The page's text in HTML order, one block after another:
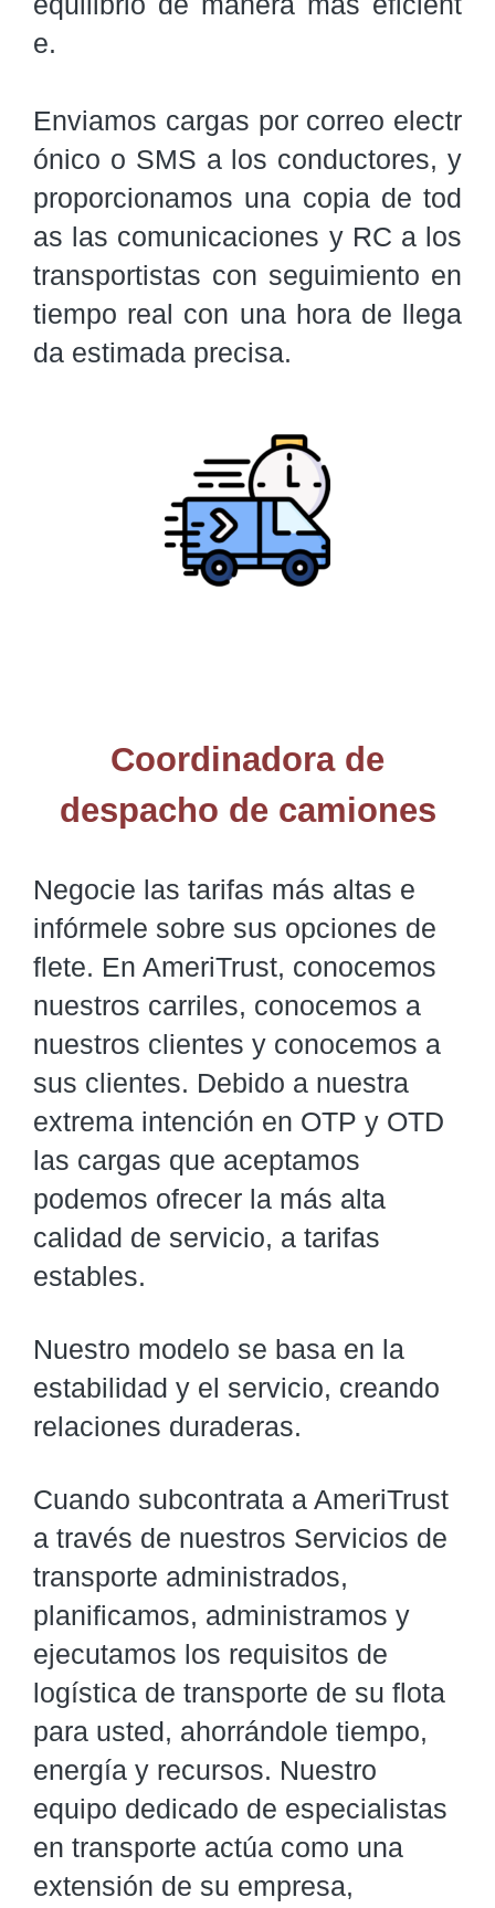
e.
Enviamos cargas por correo electr
ónico o SMS a los conductores, y
proporcionamos una copia de tod
as las comunicaciones y RC a los
transportistas con seguimiento en
tiempo real con una hora de llega
da estimada precisa.
Coordinadora de
despacho de camiones
Negocie las tarifas más altas e
infórmele sobre sus opciones de
flete. En AmeriTrust, conocemos
nuestros carriles, conocemos a
nuestros clientes y conocemos a
sus clientes. Debido a nuestra
extrema intención en OTP y OTD
las cargas que aceptamos
podemos ofrecer la más alta
calidad de servicio, a tarifas
estables.
Nuestro modelo se basa en la
estabilidad y el servicio, creando
relaciones duraderas.
Cuando subcontrata a AmeriTrust
a través de nuestros Servicios de
transporte administrados,
planificamos, administramos y
ejecutamos los requisitos de
logística de transporte de su flota
para usted, ahorrándole tiempo,
energía y recursos. Nuestro
equipo dedicado de especialistas
en transporte actúa como una
extensión de su empresa,